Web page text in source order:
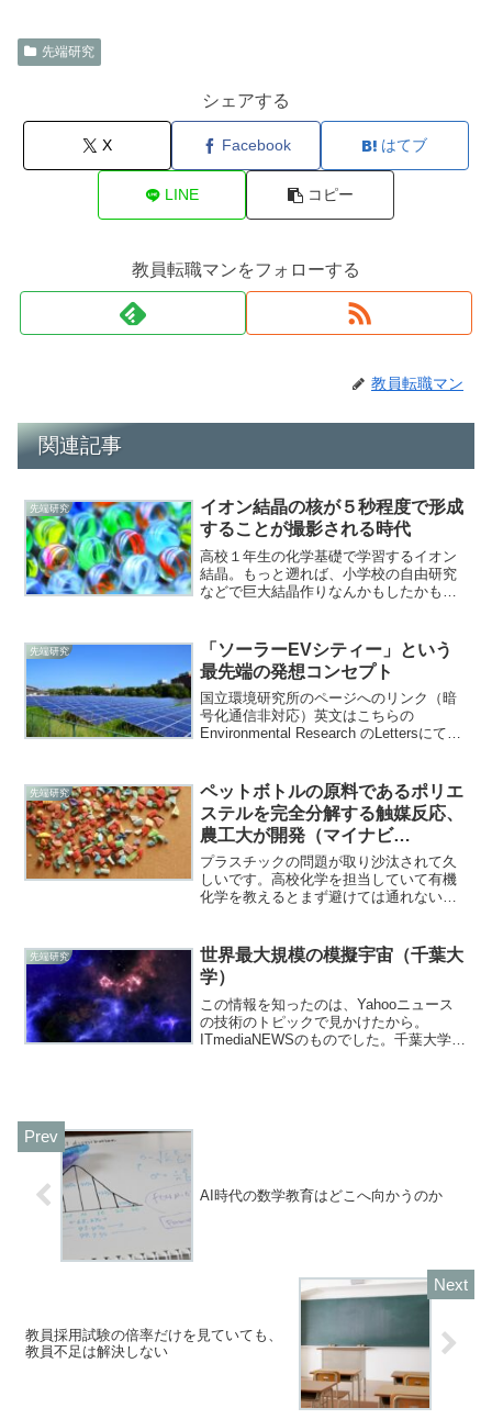
先端研究
シェアする
X Facebook はてブ
LINE コピー
教員転職マンをフォローする
教員転職マン
関連記事
先端研究
イオン結晶の核が５秒程度で形成
することが撮影される時代
高校１年生の化学基礎で学習するイオン
結晶。もっと遡れば、小学校の自由研究
などで巨大結晶作りなんかもしたかもし
結晶ですが、その結晶モデルは上位化学
（４単位化学）ではNaC...
先端研究
「ソーラーEVシティー」という
最先端の発想コンセプト
国立環境研究所のページへのリンク（暗
号化通信非対応）英文はこちらの
Environmental Research のLettersにて
その方法とかについて、一気に興味を
持...
先端研究
ペットボトルの原料であるポリエ
ステルを完全分解する触媒反応、
農工大が開発（マイナビ
TECH+）
プラスチックの問題が取り沙汰されて久
しいです。高校化学を担当していて有機
化学を教えるとまず避けては通れないエ
子の単元にもつながっているわけです
が）。ただ分解が難しく、海...
先端研究
世界最大規模の模擬宇宙（千葉大
学）
この情報を知ったのは、Yahooニュース
の技術のトピックで見かけたから。
ITmediaNEWSのものでした。千葉大学ホ
AI時代の数学教育はどこへ向かうのか
教員採用試験の倍率だけを見ていても、
教員不足は解決しない